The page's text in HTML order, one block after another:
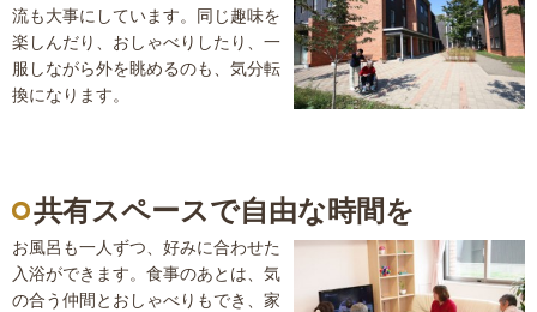
流も大事にしています。同じ趣味を
楽しんだり、おしゃべりしたり、一
服しながら外を眺めるのも、気分転
換になります。
共有スペースで自由な時間を
お風呂も一人ずつ、好みに合わせた
入浴ができます。食事のあとは、気
の合う仲間とおしゃべりもでき、家